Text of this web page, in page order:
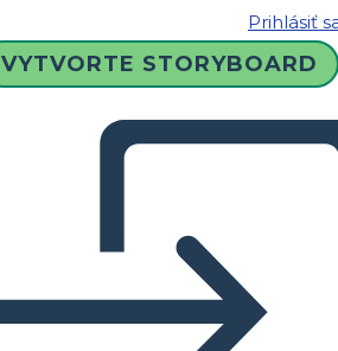
Prihlásiť
VYTVORTE STORYBOARD